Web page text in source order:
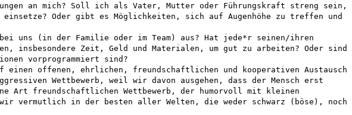
an mich? Soll ich als Vater, Mutter oder Führungskraft streng sein,
Oder gibt es Möglichkeiten, sich auf Augenhöhe zu treffen und
uns (in der Familie oder im Team) aus? Hat jede*r seinen/ihren
insbesondere Zeit, Geld und Materialen, um gut zu arbeiten? Oder sind
vorprogrammiert sind?
offenen, ehrlichen, freundschaftlichen und kooperativen Austausch
Wettbewerb, weil wir davon ausgehen, dass der Mensch erst
Art freundschaftlichen Wettbewerb, der humorvoll mit kleinen
vermutlich in der besten aller Welten, die weder schwarz (böse), noch